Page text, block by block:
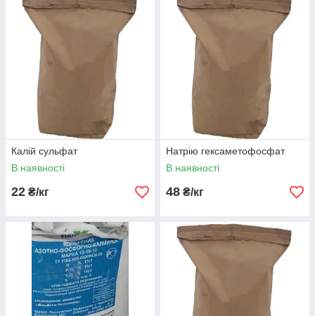
Калій сульфат
В наявності
22 ₴/кг
Натрію гексаметофосфат
В наявності
48 ₴/кг